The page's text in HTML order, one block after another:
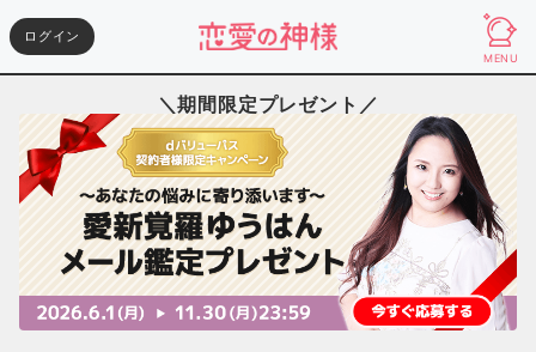
ログイン
MENU
＼期間限定プレゼント／